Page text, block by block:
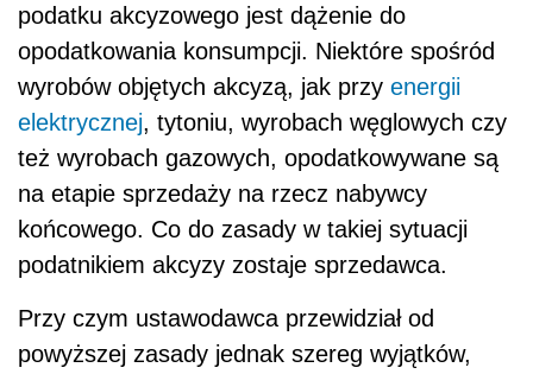
podatku akcyzowego jest dążenie do
opodatkowania konsumpcji. Niektóre spośród
wyrobów objętych akcyzą, jak przy energii
elektrycznej, tytoniu, wyrobach węglowych czy
też wyrobach gazowych, opodatkowywane są
na etapie sprzedaży na rzecz nabywcy
końcowego. Co do zasady w takiej sytuacji
podatnikiem akcyzy zostaje sprzedawca.
Przy czym ustawodawca przewidział od
powyższej zasady jednak szereg wyjątków,